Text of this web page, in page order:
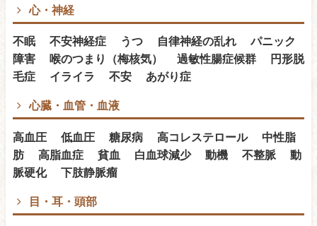
心・神経
不眠 不安神経症 うつ 自律神経の乱れ パニック
障害 喉のつまり（梅核気） 過敏性腸症候群 円形脱
毛症 イライラ 不安 あがり症
心臓・血管・血液
高血圧 低血圧 糖尿病 高コレステロール 中性脂
肪 高脂血症 貧血 白血球減少 動機 不整脈 動
脈硬化 下肢静脈瘤
目・耳・頭部